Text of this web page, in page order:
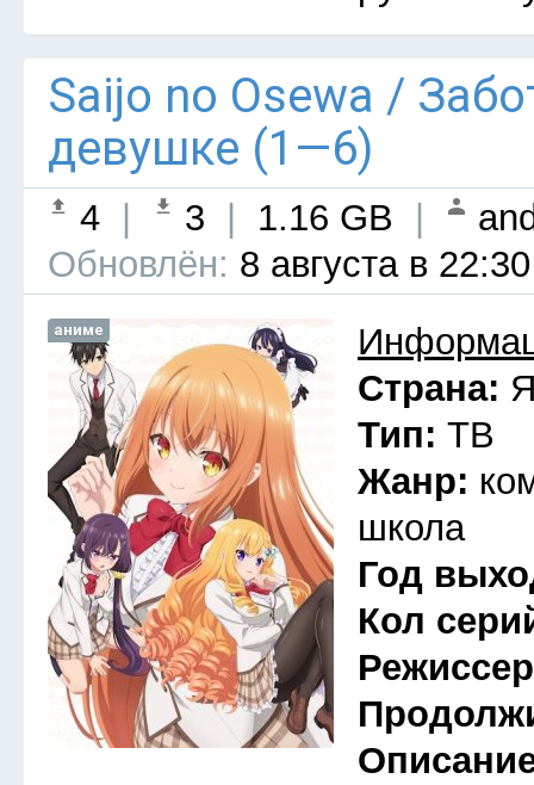
Saijo no Osewa /
девушке (1—6)
4 3 1.16 GB
Обновлён: 8 августа в 22:30
аниме
Страна:
Тип: ТВ
Жанр:
школа
Год
Кол